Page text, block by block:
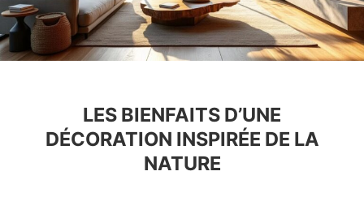
LES BIENFAITS D’UNE
DÉCORATION INSPIRÉE DE LA
NATURE